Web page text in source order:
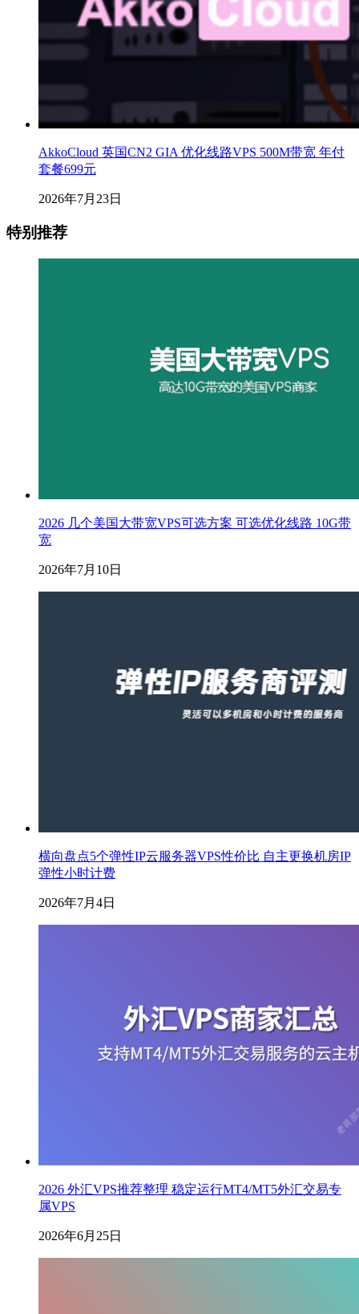
AkkoCloud 英国CN2 GIA 优化线路VPS 500M带宽 年付
套餐699元
2026年7月23日
特别推荐
2026 几个美国大带宽VPS可选方案 可选优化线路 10G带
宽
2026年7月10日
横向盘点5个弹性IP云服务器VPS性价比 自主更换机房IP
弹性小时计费
2026年7月4日
2026 外汇VPS推荐整理 稳定运行MT4/MT5外汇交易专
属VPS
2026年6月25日